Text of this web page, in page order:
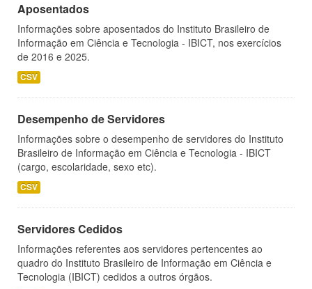
Aposentados
Informações sobre aposentados do Instituto Brasileiro de
Informação em Ciência e Tecnologia - IBICT, nos exercícios
de 2016 e 2025.
CSV
Desempenho de Servidores
Informações sobre o desempenho de servidores do Instituto
Brasileiro de Informação em Ciência e Tecnologia - IBICT
(cargo, escolaridade, sexo etc).
CSV
Servidores Cedidos
Informações referentes aos servidores pertencentes ao
quadro do Instituto Brasileiro de Informação em Ciência e
Tecnologia (IBICT) cedidos a outros órgãos.